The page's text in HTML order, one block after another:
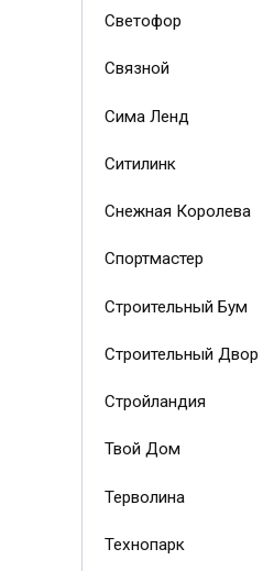
Светофор
Связной
Сима Ленд
Ситилинк
Снежная Королева
Спортмастер
Строительный Бум
Строительный Двор
Стройландия
Твой Дом
Терволина
Технопарк